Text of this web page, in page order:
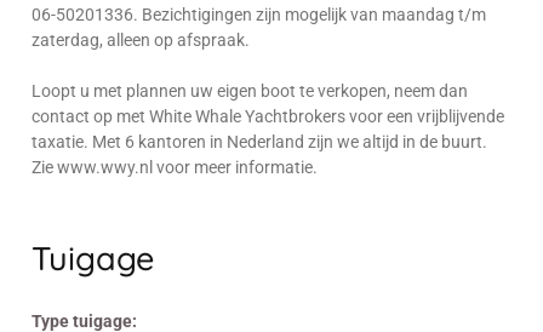
06-50201336. Bezichtigingen zijn mogelijk van maandag t/m
zaterdag, alleen op afspraak.
Loopt u met plannen uw eigen boot te verkopen, neem dan
contact op met White Whale Yachtbrokers voor een vrijblijvende
taxatie. Met 6 kantoren in Nederland zijn we altijd in de buurt.
Zie www.wwy.nl voor meer informatie.
Tuigage
Type tuigage: